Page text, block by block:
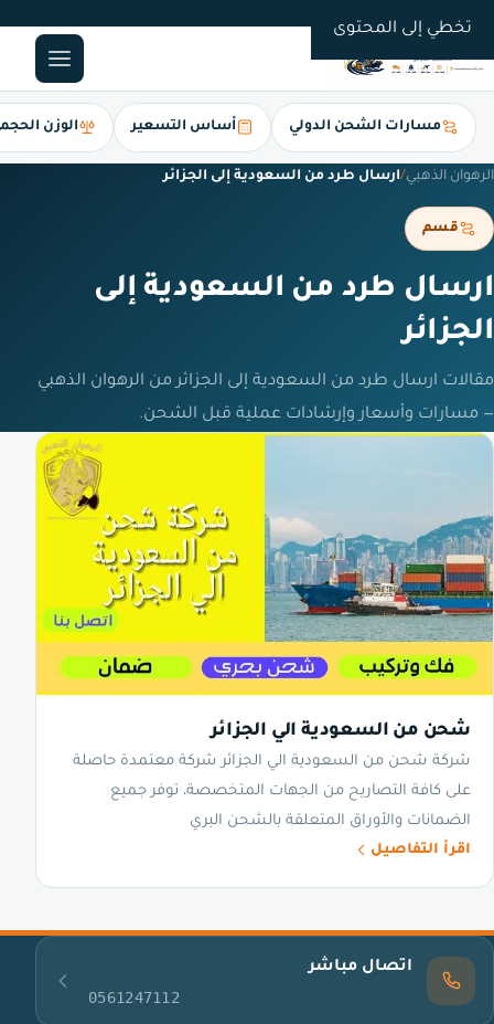
تخطي إلى المحتوى
مسارات الشحن الدولي أساس التسعير الوزن
الرهوان الذهبي/ارسال طرد من السعودية إلى الجزائر
قسم
ارسال طرد من السعودية إلى
الجزائر
مقالات ارسال طرد من السعودية إلى الجزائر من الرهوان الذهبي
— مسارات وأسعار وإرشادات عملية قبل الشحن.
شحن من السعودية الي الجزائر
شركة شحن من السعودية الي الجزائر شركة معتمدة حاصلة
على كافة التصاريح من الجهات المتخصصة، توفر جميع
الضمانات والأوراق المتعلقة بالشحن البري
اقرأ التفاصيل
اتصال مباشر
0561247112